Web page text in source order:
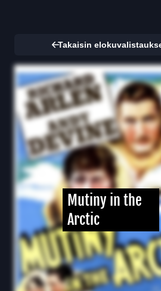
Takaisin
Mutiny in the
Arctic